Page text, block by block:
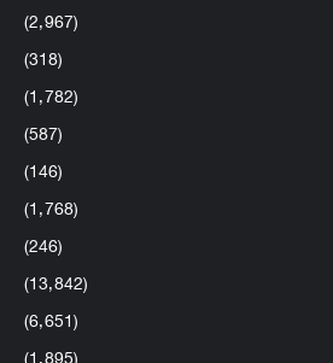
(2٬967)
(318)
(1٬782)
(587)
(146)
(1٬768)
(246)
(13٬842)
(6٬651)
(1٬895)